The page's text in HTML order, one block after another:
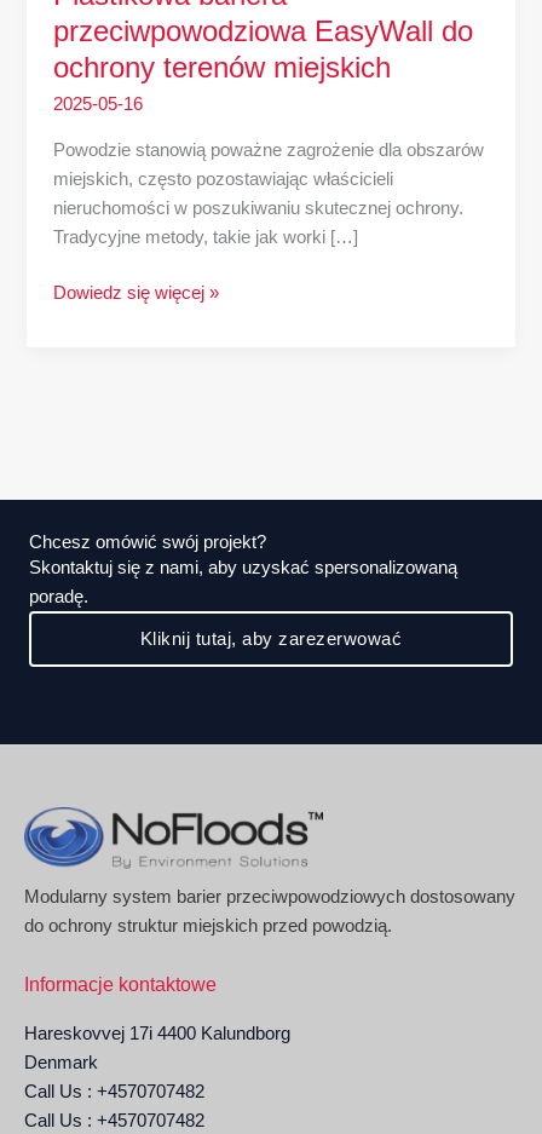
przeciwpowodziowa EasyWall do
ochrony terenów miejskich
2025-05-16
Powodzie stanowią poważne zagrożenie dla obszarów
miejskich, często pozostawiając właścicieli
nieruchomości w poszukiwaniu skutecznej ochrony.
Tradycyjne metody, takie jak worki […]
Dowiedz się więcej »
Chcesz omówić swój projekt?
Skontaktuj się z nami, aby uzyskać spersonalizowaną
poradę.
Kliknij tutaj, aby zarezerwować
Modularny system barier przeciwpowodziowych dostosowany
do ochrony struktur miejskich przed powodzią.
Informacje kontaktowe
Hareskovvej 17i 4400 Kalundborg
Denmark
Call Us : +4570707482
Call Us : +4570707482